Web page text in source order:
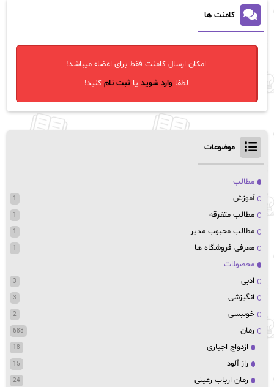
کامنت ها
امکان ارسال کامنت فقط برای اعضاء میباشد!
لطفاوارد شوید یاثبت نام کنید!
موضوعات
مطالب
آموزش
1
مطالب متفرقه 1
مطالب محبوب مدیر 1
معرفی فروشگاه ها 1
محصولات
ادبی
3
انگیزشی 3
خونبسی 2
رمان 688
ازدواج اجباری 18
راز آلود 15
رمان ارباب رعیتی 24